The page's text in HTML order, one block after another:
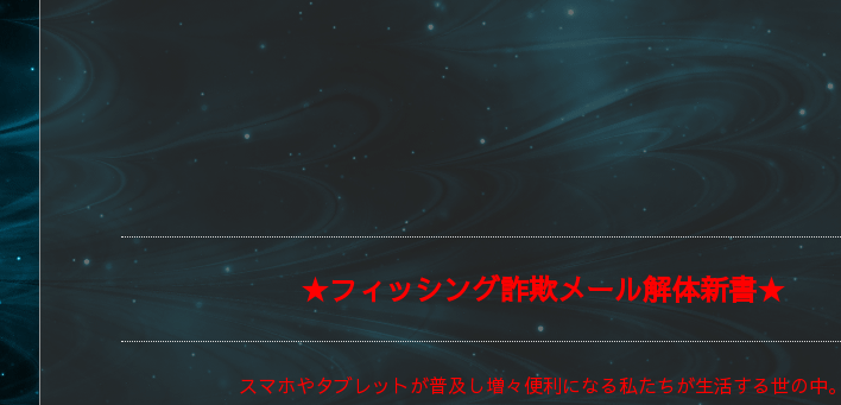
★フィッシング詐欺メール解体新書★
スマホやタブレットが普及し増々便利になる私たちが生活する世の中。